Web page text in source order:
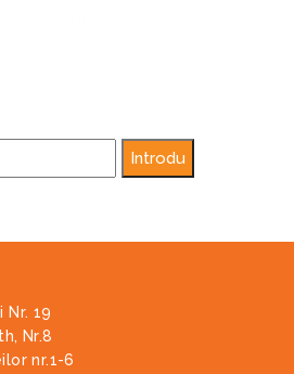
Nr. 19
Nr.8
nr.1-6